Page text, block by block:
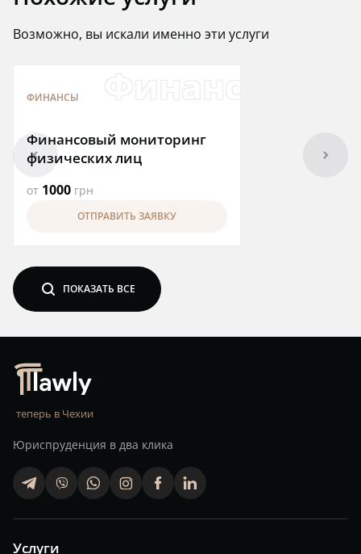
Возможно, вы искали именно эти услуги
ФИНАНСЫ
Финансовый мониторинг
физических лиц
от 1000 грн
ОТПРАВИТЬ ЗАЯВКУ
arrowleft arrowright
search ПОКАЗАТЬ ВСЕ
теперь в Чехии
Юриспруденция в два клика
telegram viber whatsapp finstagram facebook linkedin
Услуги